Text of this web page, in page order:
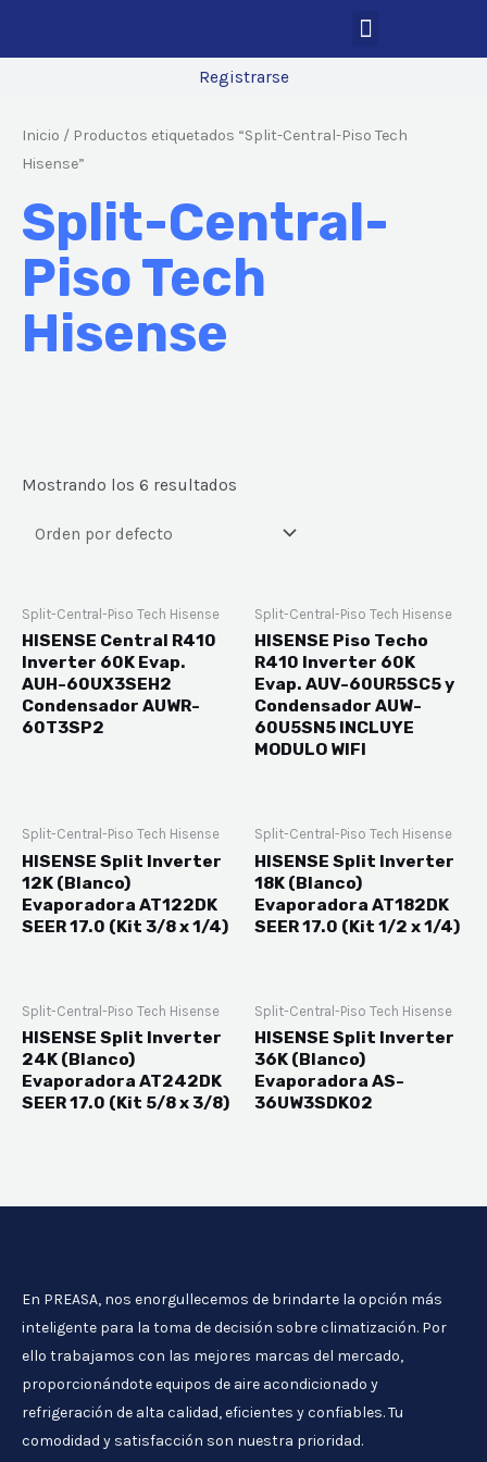
Registrarse
Inicio / Productos etiquetados “Split-Central-Piso Tech
Hisense”
Split-Central-
Piso Tech
Hisense
Filtrar por precio
Categorías del producto
Split-Central-Piso Tech Hisense(6)
Mostrando los 6 resultados
Split-Central-Piso Tech Hisense
HISENSE Central R410
Inverter 60K Evap.
AUH-60UX3SEH2
Condensador AUWR-
60T3SP2
Split-Central-Piso Tech Hisense
HISENSE Piso Techo
R410 Inverter 60K
Evap. AUV-60UR5SC5 y
Condensador AUW-
60U5SN5 INCLUYE
MODULO WIFI
Split-Central-Piso Tech Hisense
HISENSE Split Inverter
12K (Blanco)
Evaporadora AT122DK
SEER 17.0 (Kit 3/8 x 1/4)
Split-Central-Piso Tech Hisense
HISENSE Split Inverter
18K (Blanco)
Evaporadora AT182DK
SEER 17.0 (Kit 1/2 x 1/4)
Split-Central-Piso Tech Hisense
HISENSE Split Inverter
24K (Blanco)
Evaporadora AT242DK
SEER 17.0 (Kit 5/8 x 3/8)
Split-Central-Piso Tech Hisense
HISENSE Split Inverter
36K (Blanco)
Evaporadora AS-
36UW3SDK02
En PREASA, nos enorgullecemos de brindarte la opción más
inteligente para la toma de decisión sobre climatización. Por
ello trabajamos con las mejores marcas del mercado,
proporcionándote equipos de aire acondicionado y
refrigeración de alta calidad, eficientes y confiables. Tu
comodidad y satisfacción son nuestra prioridad.